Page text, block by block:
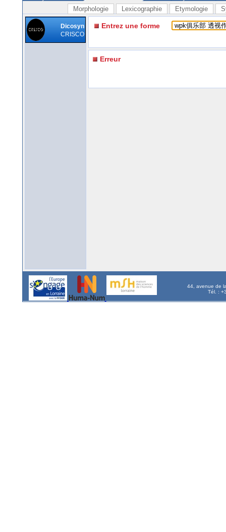
Morphologie Lexicographie Etymologie
Dicosyn
CRISCO
Entrez une forme
Erreur
44, avenue de
Tél. :